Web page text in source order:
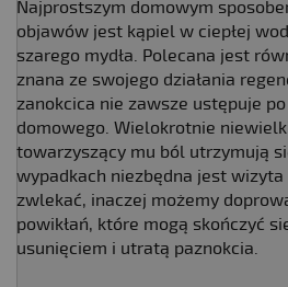
Najprostszym domowym
objawów jest kąpiel w ciepłej
szarego mydła. Polecana jest
znana ze swojego działania
zanokcica nie zawsze ustępuje
domowego. Wielokrotnie
towarzyszący mu ból utrzymują
wypadkach niezbędna jest
zwlekać, inaczej możemy
powikłań, które mogą skończyć
usunięciem i utratą paznokcia.